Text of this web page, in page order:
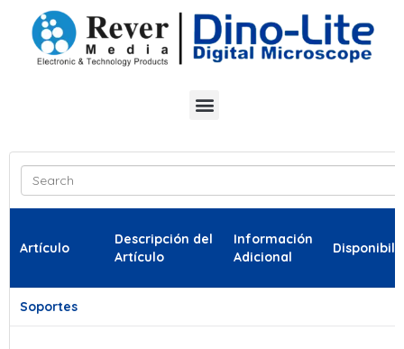
Artículo
Descripción del
Artículo
Información
Adicional
Soportes